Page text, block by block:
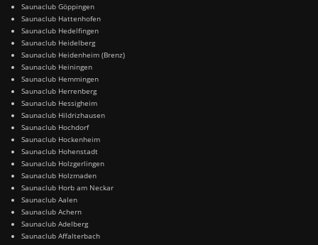
Saunaclub Göppingen
Saunaclub Hattenhofen
Saunaclub Hedelfingen
Saunaclub Heidelberg
Saunaclub Heidenheim (Brenz)
Saunaclub Heiningen
Saunaclub Hemmingen
Saunaclub Herrenberg
Saunaclub Hessigheim
Saunaclub Hildrizhausen
Saunaclub Hochdorf
Saunaclub Hockenheim
Saunaclub Hohenstadt
Saunaclub Holzgerlingen
Saunaclub Holzmaden
Saunaclub Horb am Neckar
Saunaclub Aalen
Saunaclub Achern
Saunaclub Adelberg
Saunaclub Affalterbach